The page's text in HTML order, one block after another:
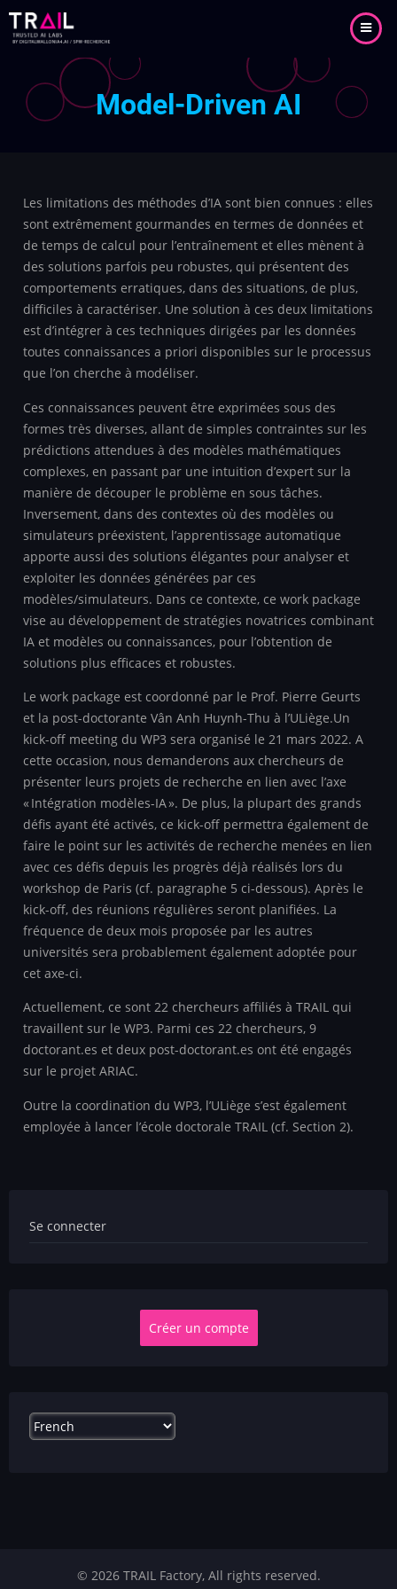
Aller
au
Model-Driven AI
Les limitations des méthodes d’IA sont bien connues : elles
sont extrêmement gourmandes en termes de données et
de temps de calcul pour l’entraînement et elles mènent à
des solutions parfois peu robustes, qui présentent des
comportements erratiques, dans des situations, de plus,
difficiles à caractériser. Une solution à ces deux limitations
est d’intégrer à ces techniques dirigées par les données
toutes connaissances a priori disponibles sur le processus
que l’on cherche à modéliser.
Ces connaissances peuvent être exprimées sous des
formes très diverses, allant de simples contraintes sur les
prédictions attendues à des modèles mathématiques
complexes, en passant par une intuition d’expert sur la
manière de découper le problème en sous tâches.
Inversement, dans des contextes où des modèles ou
simulateurs préexistent, l’apprentissage automatique
apporte aussi des solutions élégantes pour analyser et
exploiter les données générées par ces
modèles/simulateurs. Dans ce contexte, ce work package
vise au développement de stratégies novatrices combinant
IA et modèles ou connaissances, pour l’obtention de
solutions plus efficaces et robustes.
Le work package est coordonné par le Prof. Pierre Geurts
et la post-doctorante Vân Anh Huynh-Thu à l’ULiège.Un
kick-off meeting du WP3 sera organisé le 21 mars 2022. A
cette occasion, nous demanderons aux chercheurs de
présenter leurs projets de recherche en lien avec l’axe
« Intégration modèles-IA ». De plus, la plupart des grands
défis ayant été activés, ce kick-off permettra également de
faire le point sur les activités de recherche menées en lien
avec ces défis depuis les progrès déjà réalisés lors du
workshop de Paris (cf. paragraphe 5 ci-dessous). Après le
kick-off, des réunions régulières seront planifiées. La
fréquence de deux mois proposée par les autres
universités sera probablement également adoptée pour
cet axe-ci.
Actuellement, ce sont 22 chercheurs affiliés à TRAIL qui
travaillent sur le WP3. Parmi ces 22 chercheurs, 9
doctorant.es et deux post-doctorant.es ont été engagés
sur le projet ARIAC.
Outre la coordination du WP3, l’ULiège s’est également
employée à lancer l’école doctorale TRAIL (cf. Section 2).
User
Se connecter
Créer un compte
Select
your
© 2026 TRAIL Factory, All rights reserved.